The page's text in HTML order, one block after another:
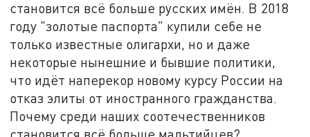
становится всё больше русских имён. В 2018
году "золотые паспорта" купили себе не
только известные олигархи, но и даже
некоторые нынешние и бывшие политики,
что идёт наперекор новому курсу России на
отказ элиты от иностранного гражданства.
Почему среди наших соотечественников
становится всё больше мальтийцев?